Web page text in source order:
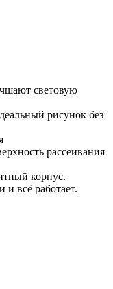
световую
рисунок без
рассеивания
корпус.
и всё работает.